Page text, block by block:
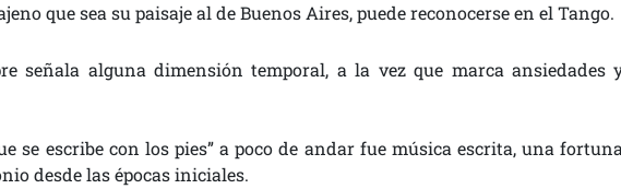
que sea su paisaje al de Buenos Aires, puede reconocerse en el Tango.
señala alguna dimensión temporal, a la vez que marca ansiedades
se escribe con los pies” a poco de andar fue música escrita, una
desde las épocas iniciales.